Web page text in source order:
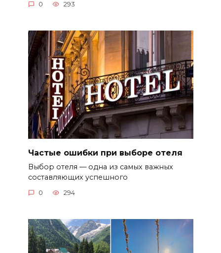
0 293
Частые ошибки при выборе отеля
Выбор отеля — одна из самых важных
составляющих успешного
0 294